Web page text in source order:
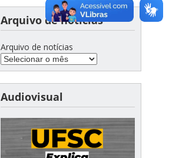
Arquivo de notícias
Arquivo de notícias
Audiovisual